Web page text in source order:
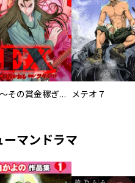
EX ～その賞金稼ぎは、世界の出口を探す～【単行本版】 メテオ７
ーマンドラマ